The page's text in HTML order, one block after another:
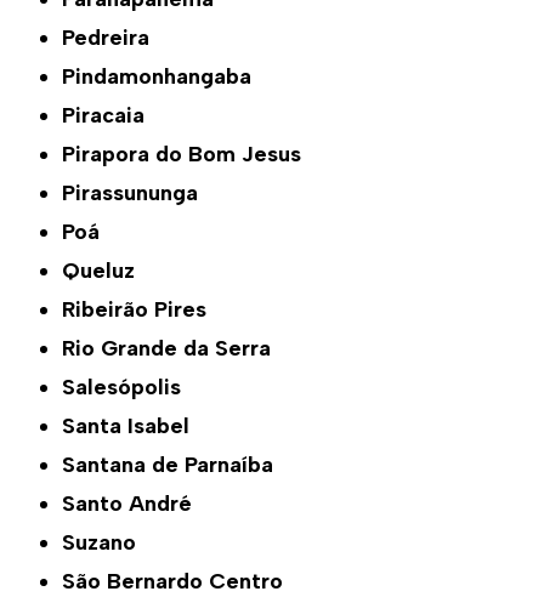
Pedreira
Pindamonhangaba
Piracaia
Pirapora do Bom Jesus
Pirassununga
Poá
Queluz
Ribeirão Pires
Rio Grande da Serra
Salesópolis
Santa Isabel
Santana de Parnaíba
Santo André
Suzano
São Bernardo Centro